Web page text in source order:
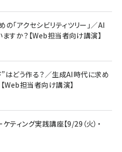
最大化する ルールのデザイン
キングをもっと見る
ヤホン/アクティブノイズキャンセリ
ブラック
絡まないケーブル 240W 結束バン
PD対応 シリコン素材採用 iPhone
/ Galaxy iPad Pro MacBook
応 (1.8m ミッドナイトブラック)
ール 黒ラベル 350ml 缶 24本 ビー
【6/30応募〆切! 黒ラベルビヤセラー
「アクセシビリティツリー」／AI
すか？【Web担当者向け講演】
はどう作る？／生成AI時代に求め
Web担当者向け講演】
ィング実践講座【9/29（火）・